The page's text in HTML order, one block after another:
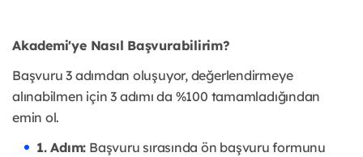
Akademi'ye Nasıl Başvurabilirim?
Başvuru 3 adımdan oluşuyor, değerlendirmeye
alınabilmen için 3 adımı da %100 tamamladığından
emin ol.
1. Adım: Başvuru sırasında ön başvuru formunu